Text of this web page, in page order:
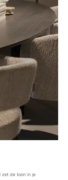
zet de toon in je